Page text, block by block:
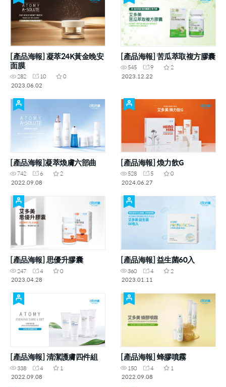
[產品海報] 凝萃24K黃金晚安
面膜
282 10
0
2023.06.02
[產品海報] 苦瓜萃取複方膠囊
545 9
2
2023.12.22
[產品海報]凝萃煥膚六部曲
742 6
2
2022.09.08
[產品海報] 煥力飲G
528 5
0
2024.06.27
[產品海報] 思優升膠囊
247 4
0
2023.04.28
[產品海報] 益生菌60入
360 4
2
2023.01.11
[產品海報] 清潔護膚四件組
338 4
1
2022.09.08
[產品海報] 蜂膠噴霧
150 4
1
2022.09.08